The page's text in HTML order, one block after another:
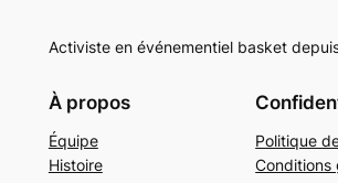
Activiste en événementiel basket
À propos
Équipe
Histoire
Politique
Conditions